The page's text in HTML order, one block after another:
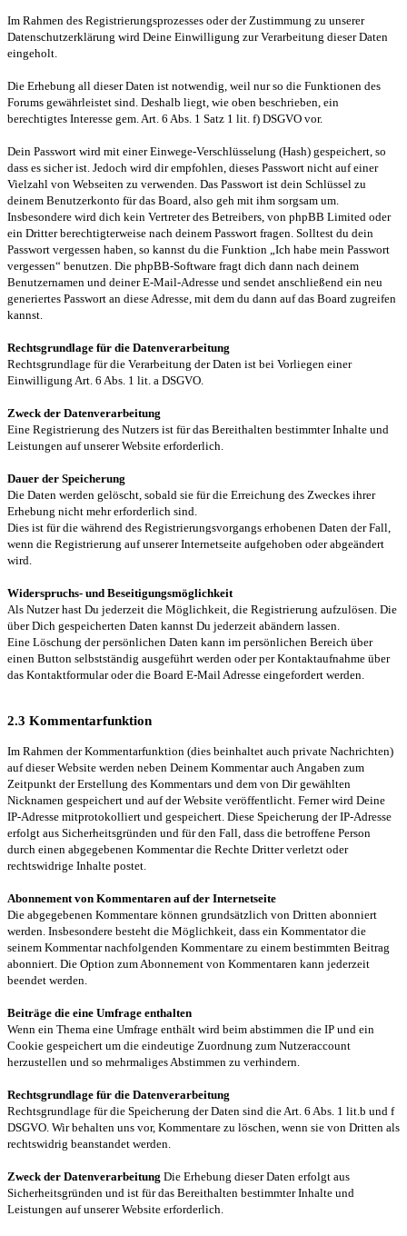
Im Rahmen des Registrierungsprozesses oder der Zustimmung zu unserer
Datenschutzerklärung wird Deine Einwilligung zur Verarbeitung dieser Daten
eingeholt.
Die Erhebung all dieser Daten ist notwendig, weil nur so die Funktionen des
Forums gewährleistet sind. Deshalb liegt, wie oben beschrieben, ein
berechtigtes Interesse gem. Art. 6 Abs. 1 Satz 1 lit. f) DSGVO vor.
Dein Passwort wird mit einer Einwege-Verschlüsselung (Hash) gespeichert, so
dass es sicher ist. Jedoch wird dir empfohlen, dieses Passwort nicht auf einer
Vielzahl von Webseiten zu verwenden. Das Passwort ist dein Schlüssel zu
deinem Benutzerkonto für das Board, also geh mit ihm sorgsam um.
Insbesondere wird dich kein Vertreter des Betreibers, von phpBB Limited oder
ein Dritter berechtigterweise nach deinem Passwort fragen. Solltest du dein
Passwort vergessen haben, so kannst du die Funktion „Ich habe mein Passwort
vergessen“ benutzen. Die phpBB-Software fragt dich dann nach deinem
Benutzernamen und deiner E-Mail-Adresse und sendet anschließend ein neu
generiertes Passwort an diese Adresse, mit dem du dann auf das Board zugreifen
kannst.
Rechtsgrundlage für die Datenverarbeitung
Rechtsgrundlage für die Verarbeitung der Daten ist bei Vorliegen einer
Einwilligung Art. 6 Abs. 1 lit. a DSGVO.
Zweck der Datenverarbeitung
Eine Registrierung des Nutzers ist für das Bereithalten bestimmter Inhalte und
Leistungen auf unserer Website erforderlich.
Dauer der Speicherung
Die Daten werden gelöscht, sobald sie für die Erreichung des Zweckes ihrer
Erhebung nicht mehr erforderlich sind.
Dies ist für die während des Registrierungsvorgangs erhobenen Daten der Fall,
wenn die Registrierung auf unserer Internetseite aufgehoben oder abgeändert
wird.
Widerspruchs- und Beseitigungsmöglichkeit
Als Nutzer hast Du jederzeit die Möglichkeit, die Registrierung aufzulösen. Die
über Dich gespeicherten Daten kannst Du jederzeit abändern lassen.
Eine Löschung der persönlichen Daten kann im persönlichen Bereich über
einen Button selbstständig ausgeführt werden oder per Kontaktaufnahme über
das Kontaktformular oder die Board E-Mail Adresse eingefordert werden.
2.3 Kommentarfunktion
Im Rahmen der Kommentarfunktion (dies beinhaltet auch private Nachrichten)
auf dieser Website werden neben Deinem Kommentar auch Angaben zum
Zeitpunkt der Erstellung des Kommentars und dem von Dir gewählten
Nicknamen gespeichert und auf der Website veröffentlicht. Ferner wird Deine
IP-Adresse mitprotokolliert und gespeichert. Diese Speicherung der IP-Adresse
erfolgt aus Sicherheitsgründen und für den Fall, dass die betroffene Person
durch einen abgegebenen Kommentar die Rechte Dritter verletzt oder
rechtswidrige Inhalte postet.
Abonnement von Kommentaren auf der Internetseite
Die abgegebenen Kommentare können grundsätzlich von Dritten abonniert
werden. Insbesondere besteht die Möglichkeit, dass ein Kommentator die
seinem Kommentar nachfolgenden Kommentare zu einem bestimmten Beitrag
abonniert. Die Option zum Abonnement von Kommentaren kann jederzeit
beendet werden.
Beiträge die eine Umfrage enthalten
Wenn ein Thema eine Umfrage enthält wird beim abstimmen die IP und ein
Cookie gespeichert um die eindeutige Zuordnung zum Nutzeraccount
herzustellen und so mehrmaliges Abstimmen zu verhindern.
Rechtsgrundlage für die Datenverarbeitung
Rechtsgrundlage für die Speicherung der Daten sind die Art. 6 Abs. 1 lit.b und f
DSGVO. Wir behalten uns vor, Kommentare zu löschen, wenn sie von Dritten als
rechtswidrig beanstandet werden.
Zweck der Datenverarbeitung Die Erhebung dieser Daten erfolgt aus
Sicherheitsgründen und ist für das Bereithalten bestimmter Inhalte und
Leistungen auf unserer Website erforderlich.